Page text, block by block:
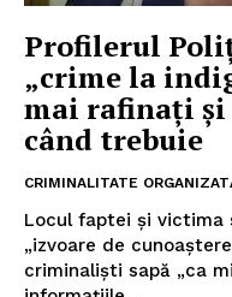
Profilerul
„crime la
mai rafinați și
când trebuie
CRIMINALITATE
Locul faptei și victima
„izvoare de
criminaliști sapă „ca